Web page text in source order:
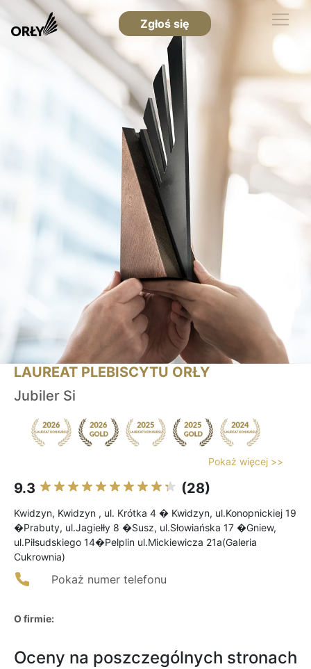
Zgłoś się
LAUREAT PLEBISCYTU ORŁY
Jubiler Si
Pokaż więcej >>
9.3 (28)
Kwidzyn, Kwidzyn , ul. Krótka 4 � Kwidzyn, ul.Konopnickiej 19
�Prabuty, ul.Jagiełły 8 �Susz, ul.Słowiańska 17 �Gniew,
ul.Piłsudskiego 14�Pelplin ul.Mickiewicza 21a(Galeria
Cukrownia)
Pokaż numer telefonu
O firmie:
Oceny na poszczególnych stronach